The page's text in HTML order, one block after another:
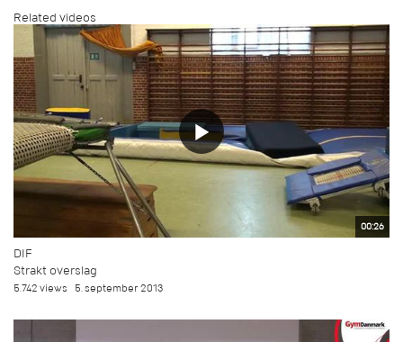
Related videos
00:26
DIF
Strakt overslag
5.742 views 5. september 2013